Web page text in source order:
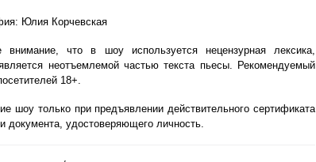
Юлия Корчевская
внимание, что в шоу используется нецензурная лексика,
неотъемлемой частью текста пьесы. Рекомендуемый
18+.
шоу только при предъявлении действительного сертификата
документа, удостоверяющего личность.